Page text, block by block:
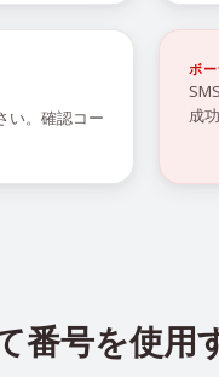
い。確認コー
ボ
成
番号を使用